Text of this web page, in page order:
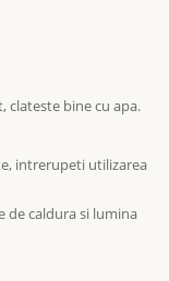
clateste bine cu apa.
intrerupeti utilizarea
de caldura si lumina